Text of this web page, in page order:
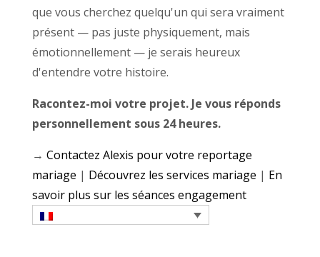
que vous cherchez quelqu'un qui sera vraiment
présent — pas juste physiquement, mais
émotionnellement — je serais heureux
d'entendre votre histoire.
Racontez-moi votre projet. Je vous réponds
personnellement sous 24 heures.
→ Contactez Alexis pour votre reportage
mariage | Découvrez les services mariage | En
savoir plus sur les séances engagement